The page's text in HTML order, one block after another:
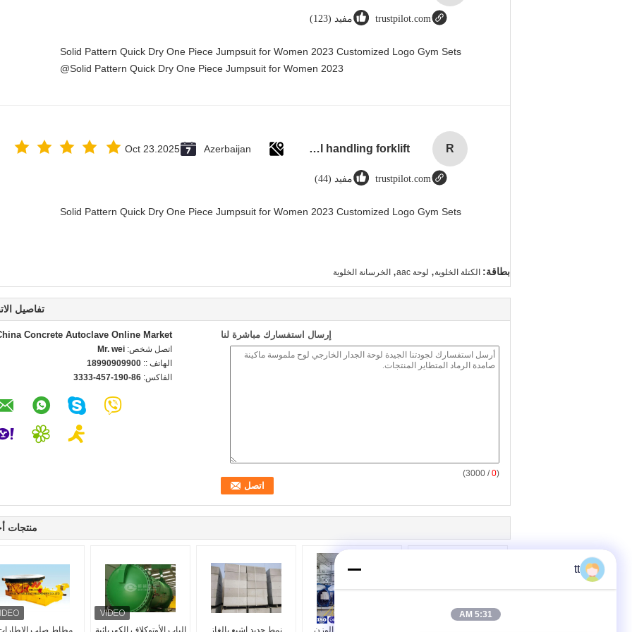
trustpilot.com مفيد (123)
Solid Pattern Quick Dry One Piece Jumpsuit for Women 2023 Customized Logo Gym Sets
Solid Pattern Quick Dry One Piece Jumpsuit for Women 2023@
R
Rubber solid forklift tires For material handling forklift
Azerbaijan
Oct 23.2025
trustpilot.com مفيد (44)
Solid Pattern Quick Dry One Piece Jumpsuit for Women 2023 Customized Logo Gym Sets
بطاقة: الكتلة الخلوية, لوحة aac , الخرسانة الخلوية
تفاصيل
Concrete Autoclave Online Market
اتصل شخص: Mr. wei
الهاتف :: 18990909900
الفاكس: 86-190-457-3333
إرسال استفسارك مباشرة لنا
(
0
/ 3000)
منتجات
مطاط صلب الباب الأوتوكلاف الكهربائية نمط جديد اشبع بالغاز الخرسانة خفيفة الوزن
tt
5:31 AM